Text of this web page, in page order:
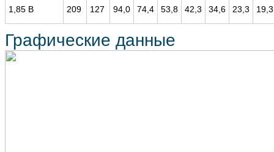
1,85 В 209 127 94,0 74,4 53,8 42,3 34,6 23,3 19,3
Графические данные